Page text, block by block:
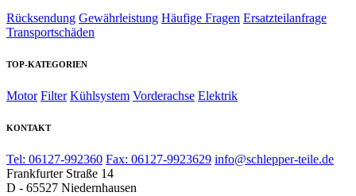
Rücksendung Gewährleistung Häufige Fragen Ersatzteilanfrage
Transportschäden
TOP-KATEGORIEN
Motor Filter Kühlsystem Vorderachse Elektrik
KONTAKT
Tel: 06127-992360 Fax: 06127-9923629 info@schlepper-teile.de
Frankfurter Straße 14
D - 65527 Niedernhausen